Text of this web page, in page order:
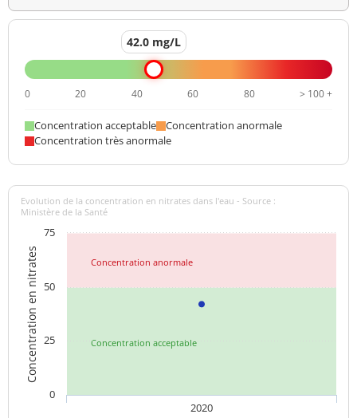
42.0 mg/L
0 20 40 60 80 > 100 +
Concentration acceptable
Concentration anormale
Concentration très anormale
Concentration acceptable
Concentration anormale
Concentration en nitrates
Evolution de la concentration en nitrates dans l'eau - Source :
Ministère de la Santé
2020
0
25
50
75